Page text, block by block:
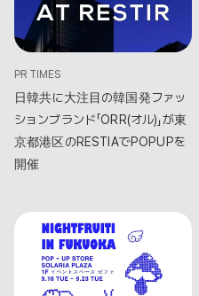
PR TIMES
日韓共に大注目の韓国発ファッ
ションブランド「ORR(オル)」が東
京都港区のRESTIAでPOPUPを
開催